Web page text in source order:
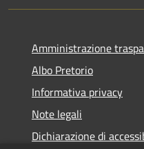
Amministrazione
Albo Pretorio
Informativa privacy
Note legali
Dichiarazione di